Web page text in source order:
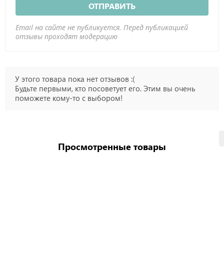
ОТПРАВИТЬ
Email на сайте не публикуется. Перед публикацией
отзывы проходят модерацию
У этого товара пока нет отзывов :(
Будьте первыми, кто посоветует его. Этим вы очень
поможете кому-то с выбором!
Просмотренные товары